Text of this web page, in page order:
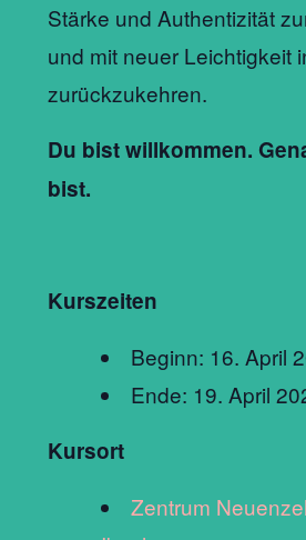
Stärke und Authentizität
und mit neuer Leichtigkeit
zurückzukehren.
Du bist willkommen.
bist.
Kurszeiten
Beginn: 16. April
Ende: 19. April
Kursort
Zentrum